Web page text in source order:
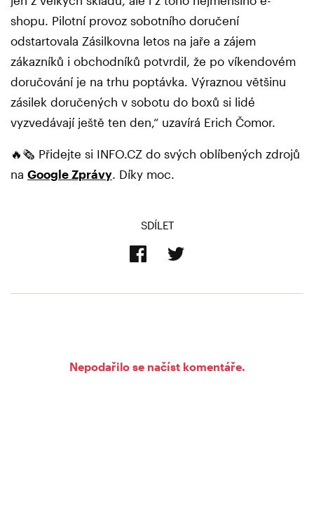
shopu. Pilotní provoz sobotního doručení
odstartovala Zásilkovna letos na jaře a zájem
zákazníků i obchodníků potvrdil, že po víkendovém
doručování je na trhu poptávka. Výraznou většinu
zásilek doručených v sobotu do boxů si lidé
vyzvedávají ještě ten den,“ uzavírá Erich Čomor.
🔥🗞️ Přidejte si INFO.CZ do svých oblíbených zdrojů
na Google Zprávy. Díky moc.
SDÍLET
Nepodařilo se načíst komentáře.